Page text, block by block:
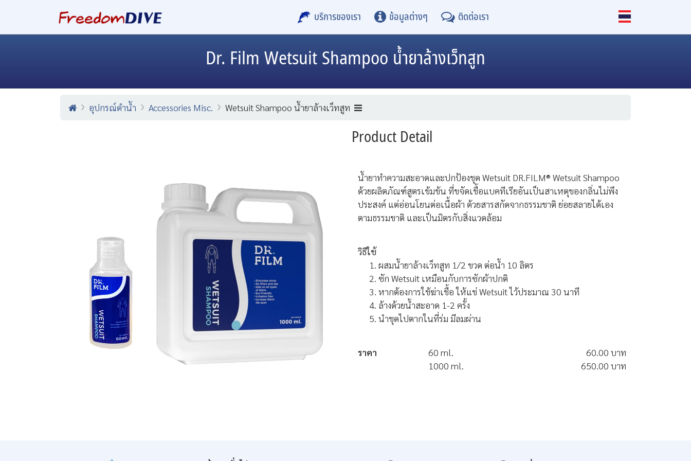
บริการของเรา ข้อมูลต่างๆ ติดต่อเรา
Dr. Film Wetsuit Shampoo น้ำยาล้างเว็ทสูท
อุปกรณ์ดำน้ำ Accessories Misc. Wetsuit Shampoo น้ำยาล้างเว็ทสูท
Product Detail
น้ำยาทำความสะอาดและปกป้องชุด Wetsuit DR.FILM® Wetsuit Shampoo
ด้วยผลิตภัณฑ์สูตรเข้มข้น ที่ขจัดเชื้อแบคทีเรียอันเป็นสาเหตุของกลิ่นไม่พึง
ประสงค์ แต่อ่อนโยนต่อเนื้อผ้า ด้วยสารสกัดจากธรรมชาติ ย่อยสลายได้เอง
ตามธรรมชาติ และเป็นมิตรกับสิ่งแวดล้อม
วิธีใช้
ผสมน้ำยาล้างเว็ทสูท 1/2 ขวด ต่อน้ำ 10 ลิตร
ซัก Wetsuit เหมือนกับการซักผ้าปกติ
หากต้องการใช้ฆ่าเชื้อ ให้แช่ Wetsuit ไว้ประมาณ 30 นาที
ล้างด้วยน้ำสะอาด 1-2 ครั้ง
นำชุดไปตากในที่ร่ม มีลมผ่าน
ราคา 60 ml.
60.00 บาท
1000 ml.
650.00 บาท